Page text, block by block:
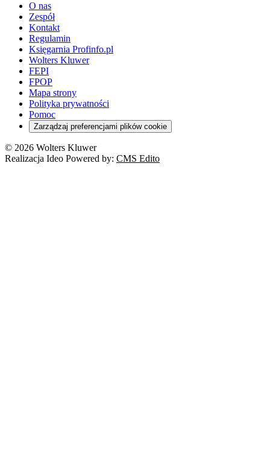
O nas
Zespół
Kontakt
Regulamin
Księgarnia Profinfo.pl
Wolters Kluwer
FEPI
FPOP
Mapa strony
Polityka prywatności
Pomoc
Zarządzaj preferencjami plików cookie
© 2026 Wolters Kluwer
Realizacja Ideo Powered by: CMS Edito